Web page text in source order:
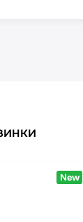
New